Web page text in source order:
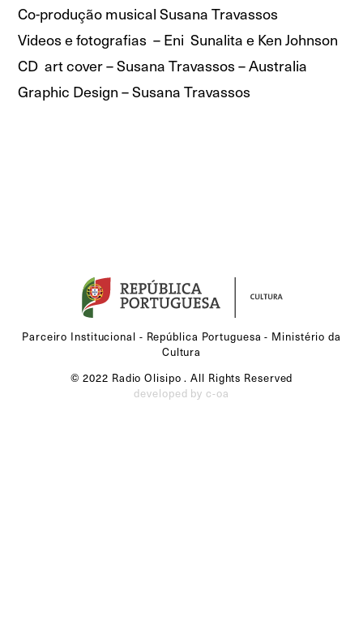
Co-produção musical Susana Travassos
Videos e fotografias – Eni Sunalita e Ken Johnson
CD art cover – Susana Travassos – Australia
Graphic Design – Susana Travassos
Parceiro Institucional - República Portuguesa - Ministério da
Cultura
© 2022 Radio Olisipo . All Rights Reserved
developed by c-oa